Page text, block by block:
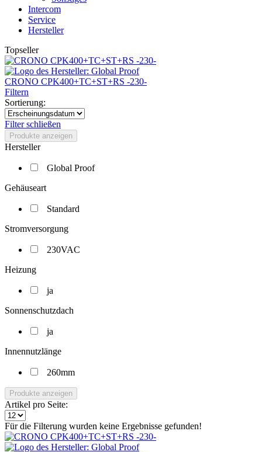
Intercom
Service
Hersteller
Topseller
CRONO CPK400+TC+ST+RS -230-
Filtern
Sortierung:
Filter schließen
Produkte anzeigen
Hersteller
Global Proof
Gehäuseart
Standard
Stromversorgung
230VAC
Heizung
ja
Sonnenschutzdach
ja
Innennutzlänge
260mm
Produkte anzeigen
Artikel pro Seite:
Für die Filterung wurden keine Ergebnisse gefunden!